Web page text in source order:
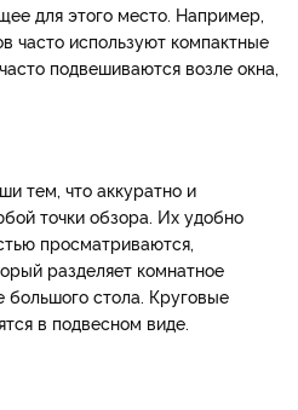
для этого место. Например,
часто используют компактные
подвешиваются возле окна,
тем, что аккуратно и
точки обзора. Их удобно
просматриваются,
разделяет комнатное
большого стола. Круговые
в подвесном виде.